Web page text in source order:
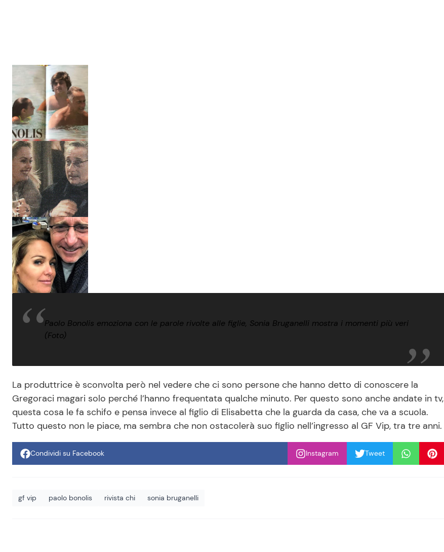
Paolo Bonolis emoziona con le parole rivolte alle figlie, Sonia Bruganelli mostra i momenti più veri
(Foto)
La produttrice è sconvolta però nel vedere che ci sono persone che hanno detto di conoscere la
Gregoraci magari solo perché l’hanno frequentata qualche minuto. Per questo sono anche andate in tv,
questa cosa le fa schifo e pensa invece al figlio di Elisabetta che la guarda da casa, che va a scuola.
Tutto questo non le piace, ma sembra che non ostacolerà suo figlio nell’ingresso al GF Vip, tra tre anni.
Condividi su Facebook Instagram Tweet
gf vip paolo bonolis rivista chi sonia bruganelli